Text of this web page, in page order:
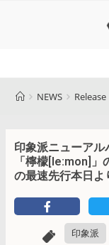
NEWS Release
印象派ニューア
「檸檬[le:mon]
の最速先行本日よ
印象派